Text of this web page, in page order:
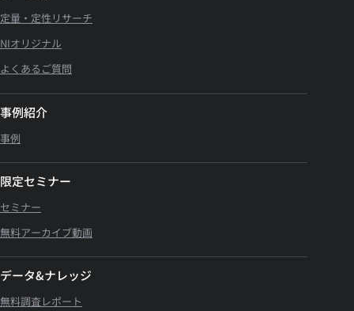
定量・定性リサーチ
NIオリジナル
よくあるご質問
事例紹介
事例
限定セミナー
セミナー
無料アーカイブ動画
データ&ナレッジ
無料調査レポート